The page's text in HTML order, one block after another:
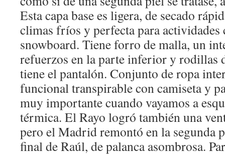
Esta capa base es ligera, de secado
climas fríos y perfecta para actividades
snowboard. Tiene forro de malla, un
refuerzos en la parte inferior y rodillas
tiene el pantalón. Conjunto de ropa
funcional transpirable con camiseta y
muy importante cuando vayamos a
térmica. El Rayo logró también una
pero el Madrid remontó en la segunda
final de Raúl, de palanca asombrosa.